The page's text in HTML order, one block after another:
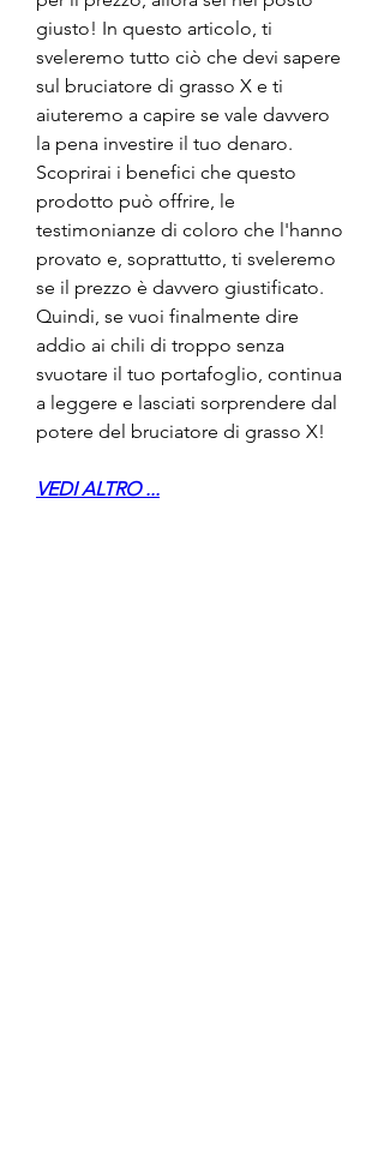
giusto! In questo articolo, ti
sveleremo tutto ciò che devi sapere
sul bruciatore di grasso X e ti
aiuteremo a capire se vale davvero
la pena investire il tuo denaro.
Scoprirai i benefici che questo
prodotto può offrire, le
testimonianze di coloro che l'hanno
provato e, soprattutto, ti sveleremo
se il prezzo è davvero giustificato.
Quindi, se vuoi finalmente dire
addio ai chili di troppo senza
svuotare il tuo portafoglio, continua
a leggere e lasciati sorprendere dal
potere del bruciatore di grasso X!
VEDI ALTRO ...